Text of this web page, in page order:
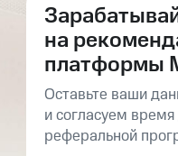
на
платформы
Оставьте ваши
и согласуем
реферальной